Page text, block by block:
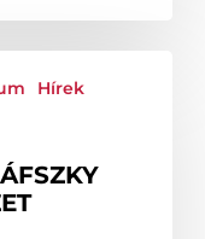
Hírek